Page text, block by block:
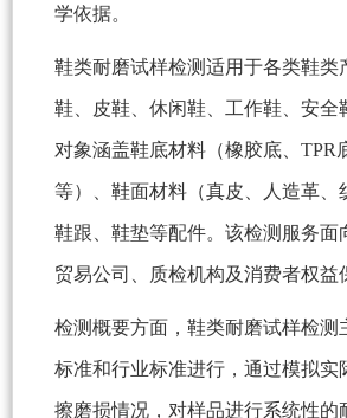
学依据。
鞋类耐磨试样检测适用于各类鞋类
鞋、皮鞋、休闲鞋、工作鞋、安全
对象涵盖鞋底材料（橡胶底、TPR
等）、鞋面材料（真皮、人造革、
鞋跟、鞋垫等配件。该检测服务面
贸易公司、质检机构及消费者权益
检测概要方面，鞋类耐磨试样检测
标准和行业标准进行，通过模拟实
擦磨损情况，对样品进行系统性的